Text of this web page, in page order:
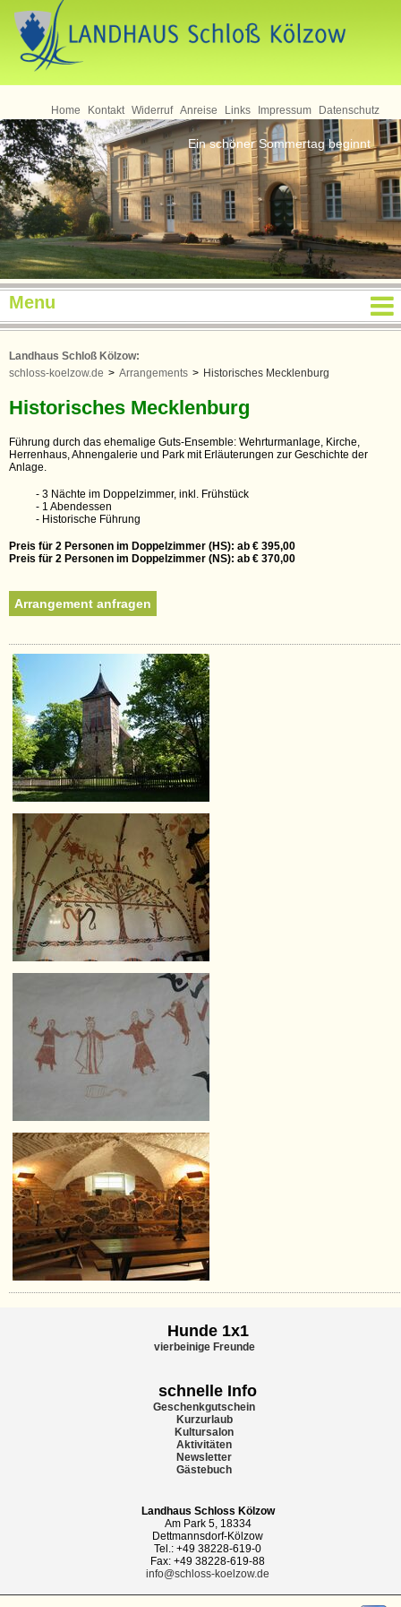
Home Kontakt Widerruf Anreise Links Impressum Datenschutz
Ein schöner Sommertag beginnt
Menu
Landhaus Schloß Kölzow:
schloss-koelzow.de > Arrangements > Historisches Mecklenburg
Historisches Mecklenburg
Führung durch das ehemalige Guts-Ensemble: Wehrturmanlage, Kirche,
Herrenhaus, Ahnengalerie und Park mit Erläuterungen zur Geschichte der
Anlage.
- 3 Nächte im Doppelzimmer, inkl. Frühstück
- 1 Abendessen
- Historische Führung
Preis für 2 Personen im Doppelzimmer (HS): ab € 395,00
Preis für 2 Personen im Doppelzimmer (NS): ab € 370,00
Arrangement anfragen
Hunde 1x1
vierbeinige Freunde
schnelle Info
Geschenkgutschein
Kurzurlaub
Kultursalon
Aktivitäten
Newsletter
Gästebuch
Landhaus Schloss Kölzow
Am Park 5, 18334
Dettmannsdorf-Kölzow
Tel.: +49 38228-619-0
Fax: +49 38228-619-88
info@schloss-koelzow.de